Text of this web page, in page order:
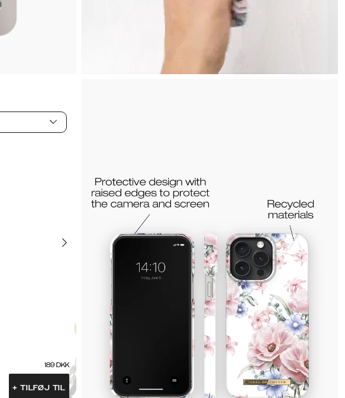
189 DKK
+ TILFØJ TIL